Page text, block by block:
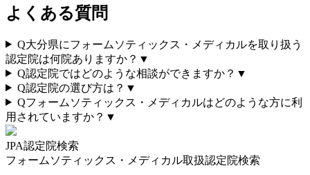
よくある質問
Q大分県にフォームソティックス・メディカルを取り扱う
認定院は何院ありますか？ ▼
Q認定院ではどのような相談ができますか？ ▼
Q認定院の選び方は？ ▼
Qフォームソティックス・メディカルはどのような方に利
用されていますか？ ▼
JPA認定院検索
フォームソティックス・メディカル取扱認定院検索